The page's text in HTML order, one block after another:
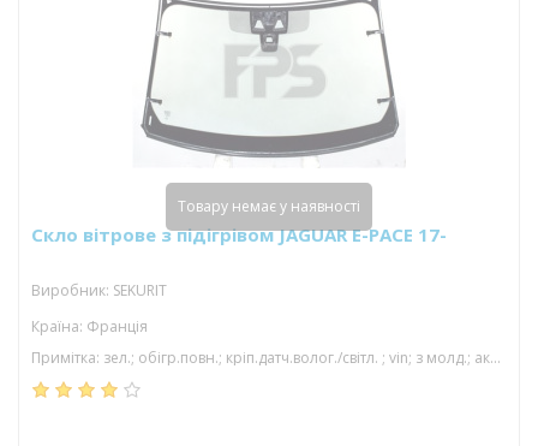
Скло вітрове з підігрівом JAGUAR E-PACE 17-
Виробник: SEKURIT
Країна: Франція
Примітка: зел.; обігр.повн.; кріп.датч.волог./світл. ; vin; з молд.; акуст; камера; 1542*924
Товару немає у наявності